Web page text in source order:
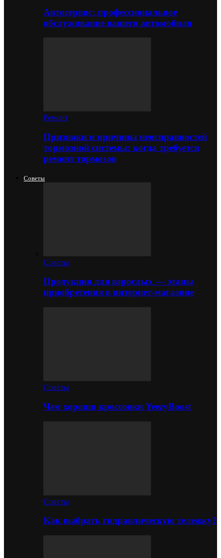
Автосервис: профессиональное
обслуживание вашего автомобиля
Ремонт
Признаки и причины неисправностей
тормозной системы: когда требуется
ремонт тормозов
Советы
Советы
Продукция для взрослых — этапы
приобретения в интернет-магазине
Советы
Чем хороши кроссовки YeezyBoost
Советы
Как выбрать гидравлическую тележку?